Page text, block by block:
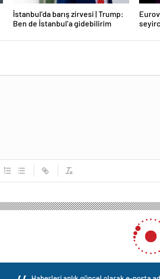
İstanbul’da barış zirvesi | Trump:
Ben de İstanbul’a gidebilirim
Çin’den ‘Tayvan’ı bombalama’ tatbikatı, ada
bombalama’